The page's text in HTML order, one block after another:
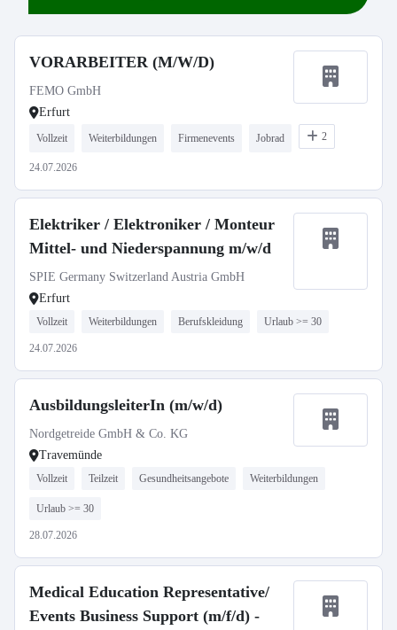
VORARBEITER (M/W/D)
FEMO GmbH
Erfurt
Vollzeit Weiterbildungen Firmenevents Jobrad 2
24.07.2026
Elektriker / Elektroniker / Monteur
Mittel- und Niederspannung m/w/d
SPIE Germany Switzerland Austria GmbH
Erfurt
Vollzeit Weiterbildungen Berufskleidung Urlaub >= 30
24.07.2026
AusbildungsleiterIn (m/w/d)
Nordgetreide GmbH & Co. KG
Travemünde
Vollzeit Teilzeit Gesundheitsangebote Weiterbildungen
Urlaub >= 30
28.07.2026
Medical Education Representative/
Events Business Support (m/f/d) -